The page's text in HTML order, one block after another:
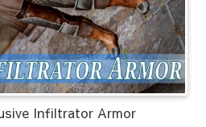
Infiltrator Armor